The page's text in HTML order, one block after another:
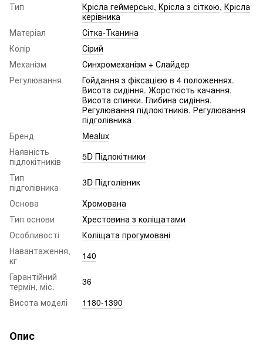
Тип Крісла геймерські, Крісла з сіткою, Крісла
керівника
Матеріал
Сітка-Тканина
Колір
Сірий
Механізм
Синхромеханізм + Слайдер
Регулювання
Гойдання з фіксацією в 4 положеннях.
Висота сидіння. Жорсткість качання.
Висота спинки. Глибина сидіння.
Регулювання підлокітників. Регулювання
підголівника
Бренд
Mealux
Наявність
підлокітників
5D Підлокітники
Тип
підголівника
3D Підголівник
Основа
Хромована
Тип основи
Хрестовина з коліщатами
Особливості
Коліщата прогумовані
Навантаження,
кг
140
Гарантійний
термін, міс.
36
Висота моделі
1180-1390
Опис